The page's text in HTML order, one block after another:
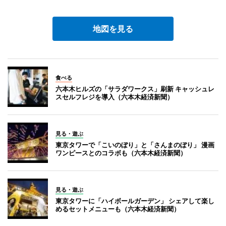
地図を見る
食べる
六本木ヒルズの「サラダワークス」刷新 キャッシュレ
スセルフレジを導入（六本木経済新聞）
見る・遊ぶ
東京タワーで「こいのぼり」と「さんまのぼり」 漫画
ワンピースとのコラボも（六本木経済新聞）
見る・遊ぶ
東京タワーに「ハイボールガーデン」 シェアして楽し
めるセットメニューも（六本木経済新聞）